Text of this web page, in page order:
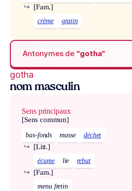
[Fam.]
↪
crème gratin
Antonymes de “gotha“
gotha
nom masculin
Sens principaux
[Sens commun]
bas-fonds masse déchet
[Litt.]
↪
écume lie rebut
[Fam.]
↪
menu fretin